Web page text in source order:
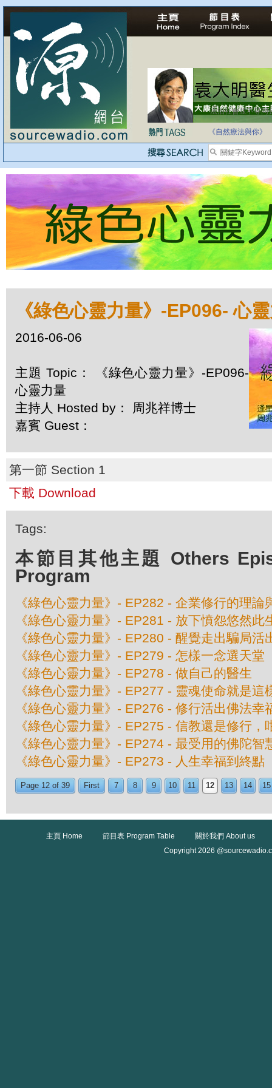
法治社會並不等同
《自然療法與你》
《綠色心靈力量》-EP096- 心
2016-06-06
主題 Topic： 《綠色心靈力量》-EP096-
心靈力量
主持人 Hosted by： 周兆祥博士
嘉賓 Guest：
第一節 Section 1
下載 Download
Tags:
本節目其他主題 Others
Program
《綠色心靈力量》- EP282 - 企業修行的理論
《綠色心靈力量》- EP281 - 放下憤怨悠然此
《綠色心靈力量》- EP280 - 醒覺走出騙局活
《綠色心靈力量》- EP279 - 怎樣一念選天堂
《綠色心靈力量》- EP278 - 做自己的醫生
《綠色心靈力量》- EP277 - 靈魂使命就是這
《綠色心靈力量》- EP276 - 修行活出佛法幸
《綠色心靈力量》- EP275 - 信教還是修行，
《綠色心靈力量》- EP274 - 最受用的佛陀智
《綠色心靈力量》- EP273 - 人生幸福到終點
Page 12 of 39 First 7 8 9 10 11 12 13 14 15
主頁 Home 節目表 Program Table
關於我們 About us
Copyright 2026